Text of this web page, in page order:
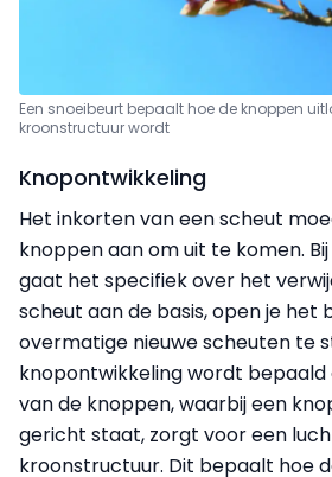
Een snoeibeurt bepaalt hoe de knoppen
kroonstructuur wordt
Knopontwikkeling
Het inkorten van een scheut
knoppen aan om uit te komen.
gaat het specifiek over het
scheut aan de basis, open je het
overmatige nieuwe scheuten te
knopontwikkeling wordt
van de knoppen, waarbij een
gericht staat, zorgt voor een
kroonstructuur. Dit bepaalt hoe